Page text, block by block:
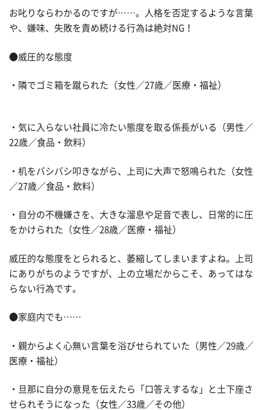
お叱りならわかるのですが……。人格を否定するような言葉
や、嫌味、失敗を責め続ける行為は絶対NG！
●威圧的な態度
・隣でゴミ箱を蹴られた（女性／27歳／医療・福祉）
・気に入らない社員に冷たい態度を取る係長がいる（男性／
22歳／食品・飲料）
・机をバシバシ叩きながら、上司に大声で怒鳴られた（女性
／27歳／食品・飲料）
・自分の不機嫌さを、大きな溜息や足音で表し、日常的に圧
をかけられた（女性／28歳／医療・福祉）
威圧的な態度をとられると、萎縮してしまいますよね。上司
にありがちのようですが、上の立場だからこそ、あってはな
らない行為です。
●家庭内でも……
・親からよく心無い言葉を浴びせられていた（男性／29歳／
医療・福祉）
・旦那に自分の意見を伝えたら「口答えするな」と土下座さ
せられそうになった（女性／33歳／その他）